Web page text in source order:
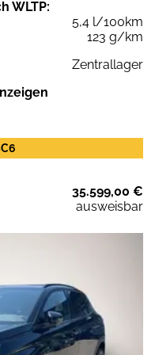
WLTP:
5,4 l/100km
123 g/km
Zentrallager
35.599,00 €
ausweisbar